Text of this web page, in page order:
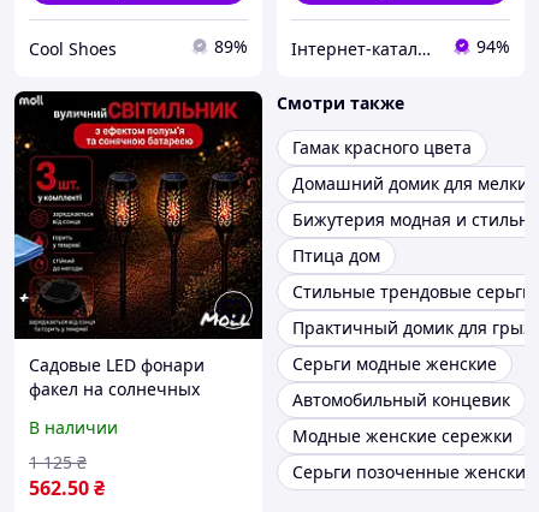
Cool Shoes 89% Інтернет-каталог знижок "MODNO" 94%
Садовые LED фонари
факел на солнечных
3шт,набор садовых
уличных
светильников,солнечные
В наличии
562.50₴
1 125 ₴
Смотри также
Гамак красного цвета
Домашний домик для
Бижутерия модная и
Птица дом
Стильные трендовые серьги
Практичный домик для
Серьги модные женские
Автомобильный концевик
Модные женские сережки
Серьги позоченные женские